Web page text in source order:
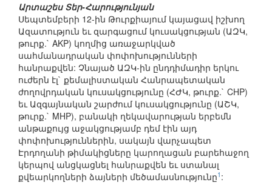
Արտաշես Տեր-Հարությունյան
Սեպտեմբերի 12-ին Թուրքիայում կայացավ իշխող
Ազատություն եւ զարգացում կուսակցության (ԱԶԿ,
թուրք.` AKP) կողմից առաջարկված
սահմանադրական փոփոխությունների
հանրաքվեն: Չնայած ԱԶԿ-ին ընդդիմադիր երկու
ուժերն էլ` քեմալիստական Հանրապետական
ժողովրդական կուսակցությունը (ՀԺԿ, թուրք.` CHP)
եւ Ազգայնական շարժում կուսակցությունը (ԱՇԿ,
թուրք.` MHP), բանակի ղեկավարության երբեմն
անթաքույց աջակցությամբ դեմ էին այդ
փոփոխություններին, սակայն վարչապետ
Էրդողանի թիմակիցները կարողացան բարեհաջող
կերպով անցկացնել հանրաքվեն եւ ստանալ
քվեարկողների ձայների մեծամասնությունը1 :